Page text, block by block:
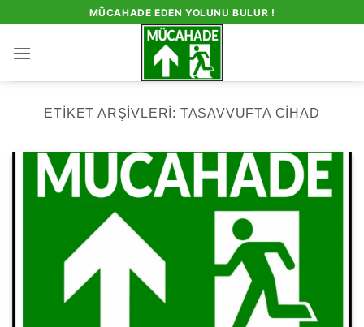
atla
MÜCAHADE EDEN YOLUNU BULUR !
ETIKET ARŞIVLERI: TASAVVUFTA CIHAD